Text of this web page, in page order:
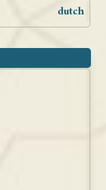
dutch